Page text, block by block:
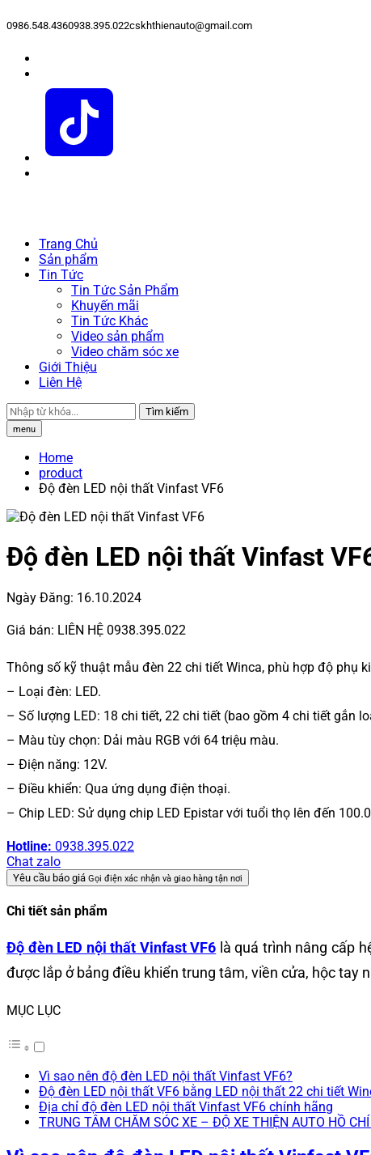
0986.548.4360938.395.022cskhthienauto@gmail.com
Trang Chủ
Sản phẩm
Tin Tức
Tin Tức Sản Phẩm
Khuyến mãi
Tin Tức Khác
Video sản phẩm
Video chăm sóc xe
Giới Thiệu
Liên Hệ
Tìm kiếm
menu
Home
product
Độ đèn LED nội thất Vinfast VF6
Độ đèn LED nội thất Vinfast
Ngày Đăng: 16.10.2024
Giá bán: LIÊN HỆ 0938.395.022
Thông số kỹ thuật mẫu đèn 22 chi tiết Winca, phù hợp độ phụ
– Loại đèn: LED.
– Số lượng LED: 18 chi tiết, 22 chi tiết (bao gồm 4 chi tiết gắn
– Màu tùy chọn: Dải màu RGB với 64 triệu màu.
– Điện năng: 12V.
– Điều khiển: Qua ứng dụng điện thoại.
– Chip LED: Sử dụng chip LED Epistar với tuổi thọ lên đến
Hotline: 0938.395.022
Chat zalo
Yêu cầu báo giá Gọi điện xác nhận và giao hàng tận nơi
Chi tiết sản phẩm
Độ đèn LED nội thất Vinfast VF6 là quá trình nâng cấp
được lắp ở bảng điều khiển trung tâm, viền cửa, hộc tay
MỤC LỤC
Vì sao nên độ đèn LED nội thất Vinfast VF6?
Độ đèn LED nội thất VF6 bằng LED nội thất 22 chi tiết
Địa chỉ độ đèn LED nội thất Vinfast VF6 chính hãng
TRUNG TÂM CHĂM SÓC XE – ĐỘ XE THIỆN AUTO HỒ